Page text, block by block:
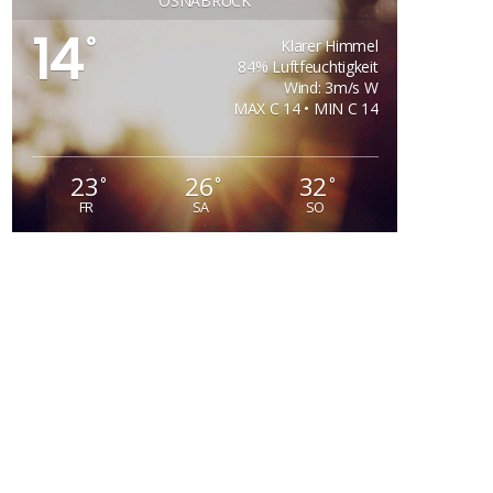
14°
Klarer Himmel
84% Luftfeuchtigkeit
Wind: 3m/s W
MAX C 14 • MIN C 14
23°
FR
26°
SA
32°
SO